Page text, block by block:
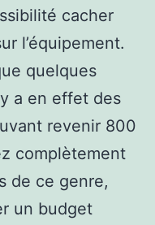
cacher
l’équipement.
quelques
a en effet des
revenir 800
complètement
de ce genre,
un budget